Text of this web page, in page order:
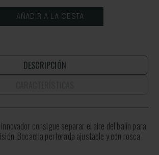
AÑADIR A LA CESTA
DESCRIPCIÓN
consigue separar el aire del balín para
Bocacha perforada ajustable y con rosca